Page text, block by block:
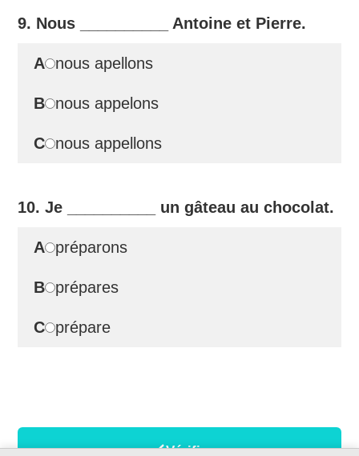
9. Nous Antoine et Pierre.
A nous apellons
B nous appelons
C nous appellons
10. Je un gâteau au chocolat.
A préparons
B prépares
C prépare
Vérifier